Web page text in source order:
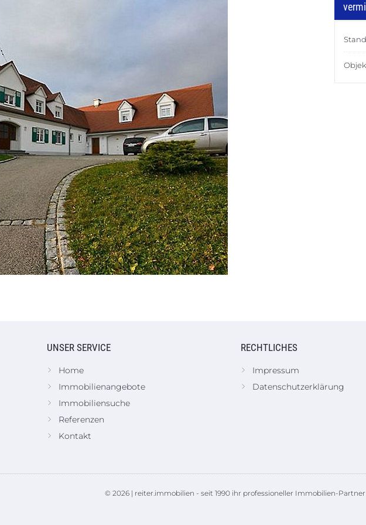
UNSER SERVICE
Home
Immobilienangebote
Immobiliensuche
Referenzen
Kontakt
RECHTLICHES
Impressum
Datenschutzerklärung
© 2026 | reiter.immobilien - seit 1990 ihr professioneller Immobilien-Partner